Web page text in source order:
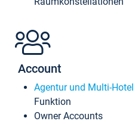
Account
Agentur und Multi-Hotel
Funktion
Owner Accounts